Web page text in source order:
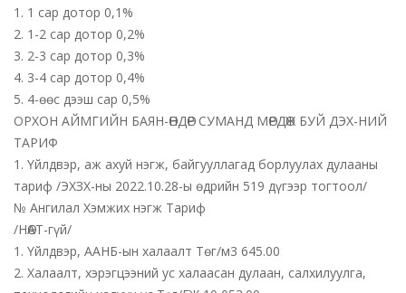
1. 1 сар дотор 0,1%
2. 1-2 сар дотор 0,2%
3. 2-3 сар дотор 0,3%
4. 3-4 сар дотор 0,4%
5. 4-өөс дээш сар 0,5%
ОРХОН АЙМГИЙН БАЯН-ӨНДӨР СУМАНД МӨРДӨЖ БУЙ ДЭХ-НИЙ
ТАРИФ
1. Үйлдвэр, аж ахуй нэгж, байгууллагад борлуулах дулааны
тариф /ЭХЗХ-ны 2022.10.28-ы өдрийн 519 дүгээр тогтоол/
№ Ангилал Хэмжих нэгж Тариф
/НӨАТ-гүй/
1. Үйлдвэр, ААНБ-ын халаалт Төг/м3 645.00
2. Халаалт, хэрэгцээний ус халаасан дулаан, салхилуулга,